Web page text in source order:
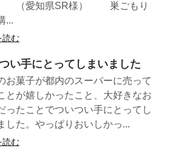
知県SR様） 巣ごもり
...
読む
い手にとってしまいました
お菓子が都内のスーパーに売って
とが嬉しかったこと、大好きなお
ったことでついつい手にとってし
した。やっぱりおいしかっ...
読む